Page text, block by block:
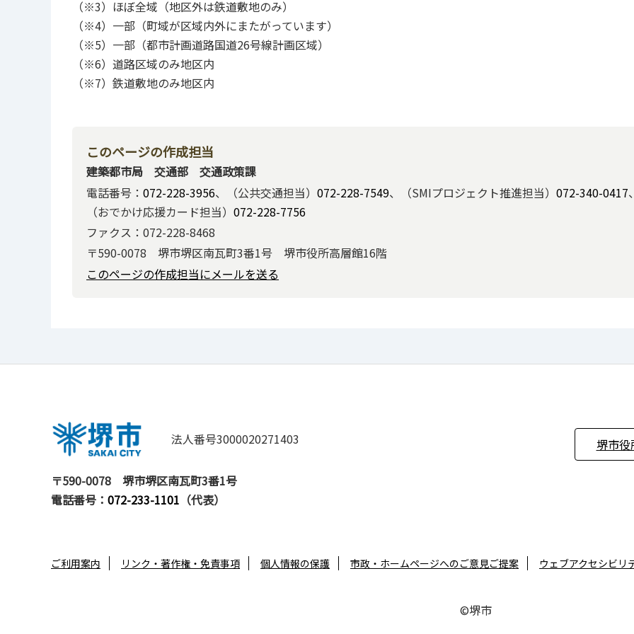
（※3）ほぼ全域（地区外は鉄道敷地のみ）
（※4）一部（町域が区域内外にまたがっています）
（※5）一部（都市計画道路国道26号線計画区域）
（※6）道路区域のみ地区内
（※7）鉄道敷地のみ地区内
このページの作成担当
建築都市局 交通部 交通政策課
電話番号： 072-228-3956、（公共交通担当） 072-228-7549、（SMIプロジェクト推進担当） 072-340-0417
（おでかけ応援カード担当） 072-228-7756
ファクス：072-228-8468
〒590-0078 堺市堺区南瓦町3番1号 堺市役所高層館16階
このページの作成担当にメールを送る
法人番号3000020271403
〒590-0078
堺市堺区南瓦町3番1号
電話番号： 072-233-1101 （代表）
堺市
ご利用案内 リンク・著作権・免責事項 個人情報の保護 市政・ホームページへのご意見ご提案 ウェブアクセシビリ
©堺市